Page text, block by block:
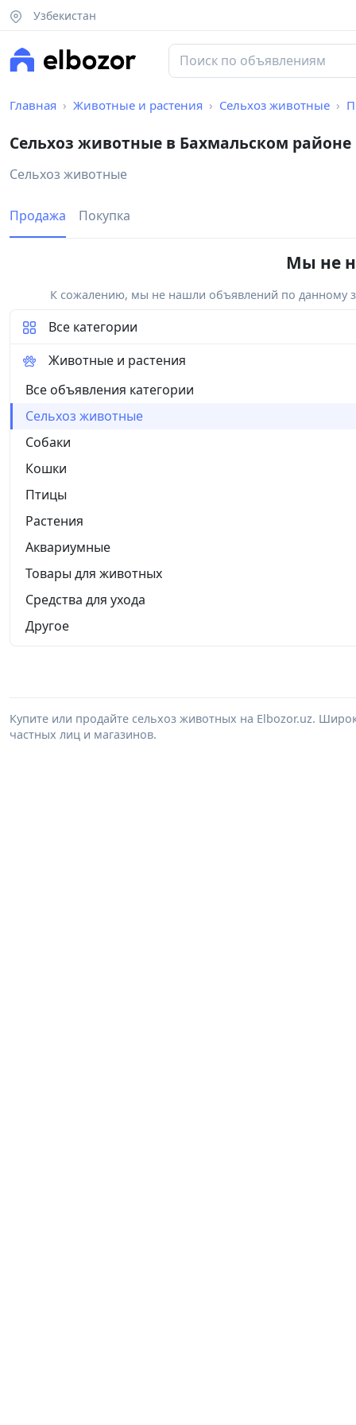
Узбекистан
Главная Животные и растения Сельхоз животные
Сельхоз животные в Бахмальском районе
Сельхоз животные
Продажа Покупка
Мы не
К сожалению, мы не нашли объявлений по данному
Все категории
Животные и растения
Все объявления категории
Сельхоз животные
Собаки
Кошки
Птицы
Растения
Аквариумные
Товары для животных
Средства для ухода
Другое
Купите или продайте сельхоз животных на Elbozor.uz.
частных лиц и магазинов.